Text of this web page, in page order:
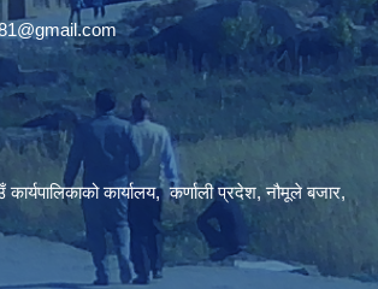
कार्यपालिकाको कार्यालय, कर्णाली प्रदेश, नौमूले बजार,